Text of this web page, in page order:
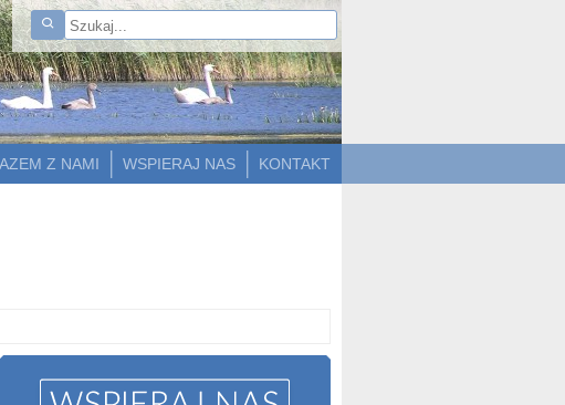
KONTAKT
WSPIERAJ NAS
Z NAMI